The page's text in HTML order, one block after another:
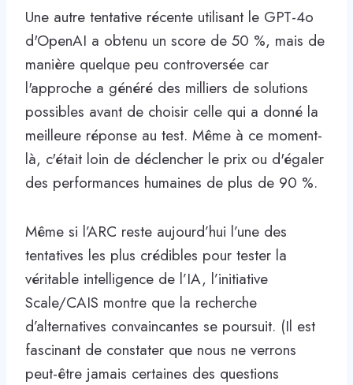
Une autre tentative récente utilisant le GPT-4o
d'OpenAI a obtenu un score de 50 %, mais de
manière quelque peu controversée car
l'approche a généré des milliers de solutions
possibles avant de choisir celle qui a donné la
meilleure réponse au test. Même à ce moment-
là, c'était loin de déclencher le prix ou d'égaler
des performances humaines de plus de 90 %.
Même si l’ARC reste aujourd’hui l’une des
tentatives les plus crédibles pour tester la
véritable intelligence de l’IA, l’initiative
Scale/CAIS montre que la recherche
d’alternatives convaincantes se poursuit. (Il est
fascinant de constater que nous ne verrons
peut-être jamais certaines des questions